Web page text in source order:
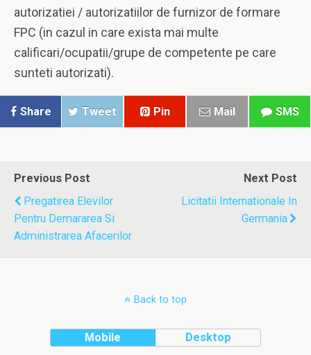
autorizatiei / autorizatiilor de furnizor de formare
FPC (in cazul in care exista mai multe
calificari/ocupatii/grupe de competente pe care
sunteti autorizati).
Share Tweet Pin Mail SMS
Previous Post
Pregatirea Elevilor
Pentru Demararea Si
Administrarea Afacerilor
Next Post
Licitatii Internationale In
Germania
Back to top
Mobile Desktop